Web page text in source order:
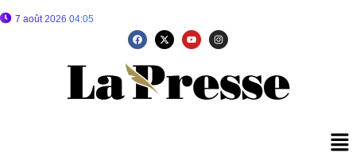
7 août 2026 04:05